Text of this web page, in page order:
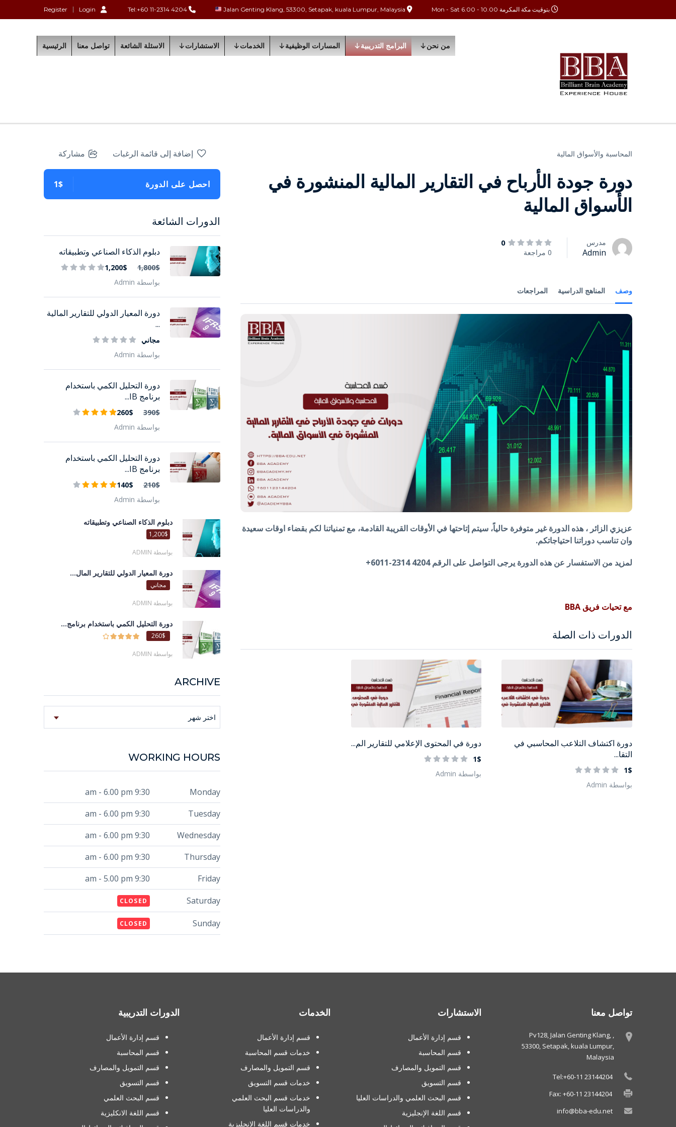
Login
Register بتوقيت مكة المكرمة Mon - Sat 6.00 - 10.00
من نحن الرئيسية البرامج التدريبية المسارات الوظيفية الخدمات الاستشارات الاسئلة الشائعة تواصل معنا
المحاسبة والأسواق المالية
دورة جودة الأرباح في التقارير المالية المنشورة في
الأسواق المالية
مدرس
Admin
0
0 مراجعة
وصف المناهج الدراسية المراجعات
عزيزي الزائر ، هذه الدورة غير متوفرة حالياً، سيتم إتاحتها في الأوقات القريبة القادمة، مع تمنياتنا لكم بقضاء اوقات سعيدة
وان تناسب دوراتنا احتياجاتكم.
لمزيد من الاستفسار عن هذه الدورة يرجى التواصل على الرقم 4204 2314-6011+
مع تحيات فريق BBA
الدورات ذات الصلة
دورة اكتشاف التلاعب المحاسبي في
التقا...
1$
بواسطة Admin
دورة في المحتوى الإعلامي للتقارير الم...
1$
بواسطة Admin
إضافة إلى قائمة الرغبات مشاركة
احصل على الدورة 1$
الدورات الشائعة
دبلوم الذكاء الصناعي وتطبيقاته
1,800$
1,200$
بواسطة Admin
دورة المعيار الدولي للتقارير المالية
...
مجاني
بواسطة Admin
دورة التحليل الكمي باستخدام
برنامج IB...
390$
260$
بواسطة Admin
دورة التحليل الكمي باستخدام
برنامج IB...
210$
140$
بواسطة Admin
دبلوم الذكاء الصناعي وتطبيقاته
1,200$
بواسطة ADMIN
دورة المعيار الدولي للتقارير المال...
مجاني
بواسطة ADMIN
دورة التحليل الكمي باستخدام برنامج...
260$
بواسطة ADMIN
ARCHIVE
اختر شهر
WORKING HOURS
Monday
9:30 am - 6.00 pm
Tuesday
9:30 am - 6.00 pm
Wednesday
9:30 am - 6.00 pm
Thursday
9:30 am - 6.00 pm
Friday
9:30 am - 5.00 pm
Saturday
CLOSED
Sunday
CLOSED
تواصل معنا
Pv128, Jalan Genting Klang, ,
53300, Setapak, kuala Lumpur,
Malaysia
Tel:+60-11 23144204
Fax: +60-11 23144204
info@bba-edu.net
الاستشارات
قسم إدارة الأعمال
قسم المحاسبة
قسم التمويل والمصارف
قسم التسويق
قسم البحث العلمي والدراسات العليا
قسم اللغة الإنجليزية
الخدمات
قسم إدارة الأعمال
خدمات قسم المحاسبة
قسم التمويل والمصارف
خدمات قسم التسويق
خدمات قسم البحث العلمي
والدراسات العليا
خدمات قسم اللغة الإنجليزية
الدورات التدريبية
قسم إدارة الأعمال
قسم المحاسبة
قسم التمويل والمصارف
قسم التسويق
قسم البحث العلمي
قسم اللغة الانكليزية